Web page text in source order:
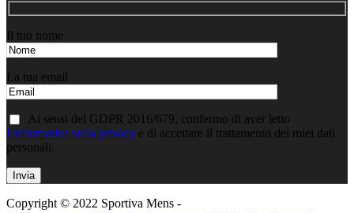
Il tuo nome
La tua email
Ai sensi del GDPR 2016/679, confermo di aver letto
l'informativa sulla privacy e di accettare il trattamento dei miei dati
personali.
Copyright © 2022 Sportiva Mens -